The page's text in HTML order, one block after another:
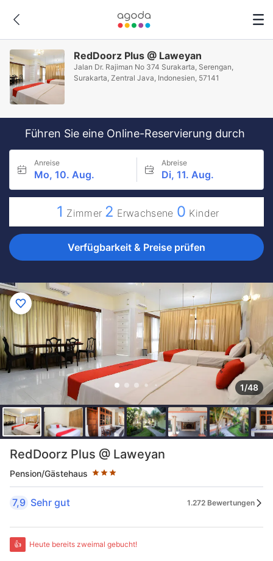
RedDoorz Plus @ Laweyan
Jalan Dr. Rajiman No 374 Surakarta, Serengan,
Surakarta, Zentral Java, Indonesien, 57141
Führen Sie eine Online-Reservierung durch
Anreise
Mo, 10. Aug.
Abreise
Di, 11. Aug.
1 Zimmer 2 Erwachsene 0 Kinder
Verfügbarkeit & Preise prüfen
1/48
RedDoorz Plus @ Laweyan
Pension/Gästehaus
Sternekategorie: 3 Sterne
7,9 Sehr gut 1.272 Bewertungen
👍 Heute bereits zweimal gebucht!